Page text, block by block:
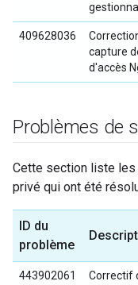
409628036
capture
d'accès
Problèmes de
Cette section liste
privé qui ont été
ID du
problème
443902061 Correctif